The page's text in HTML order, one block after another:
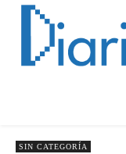
SIN CATEGORÍA